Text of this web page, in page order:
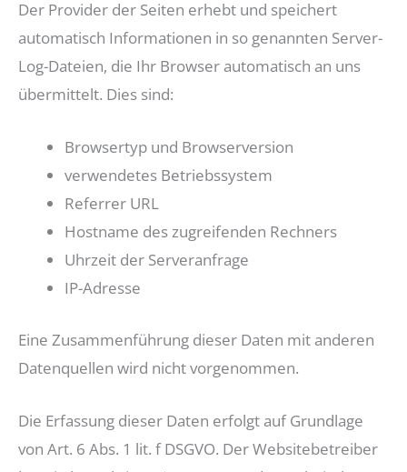
Der Provider der Seiten erhebt und speichert
automatisch Informationen in so genannten Server-
Log-Dateien, die Ihr Browser automatisch an uns
übermittelt. Dies sind:
Browsertyp und Browserversion
verwendetes Betriebssystem
Referrer URL
Hostname des zugreifenden Rechners
Uhrzeit der Serveranfrage
IP-Adresse
Eine Zusammenführung dieser Daten mit anderen
Datenquellen wird nicht vorgenommen.
Die Erfassung dieser Daten erfolgt auf Grundlage
von Art. 6 Abs. 1 lit. f DSGVO. Der Websitebetreiber